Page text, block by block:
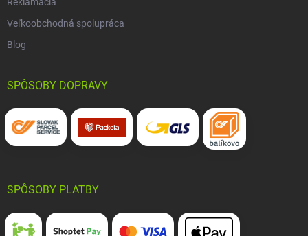
Veľkoobchodná spolupráca
Blog
SPÔSOBY DOPRAVY
SPÔSOBY PLATBY